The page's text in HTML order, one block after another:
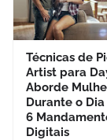
Técnicas de
Artist para
Aborde
Durante o
6
Digitais